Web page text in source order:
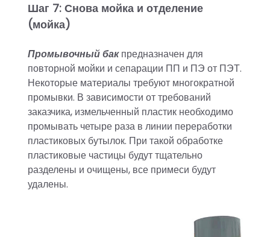
Шаг 7: Снова мойка и отделение
(мойка)
Промывочный бакпредназначен для
повторной мойки и сепарации ПП и ПЭ от ПЭТ.
Некоторые материалы требуют многократной
промывки. В зависимости от требований
заказчика, измельченный пластик необходимо
промывать четыре раза в линии переработки
пластиковых бутылок. При такой обработке
пластиковые частицы будут тщательно
разделены и очищены, все примеси будут
удалены.